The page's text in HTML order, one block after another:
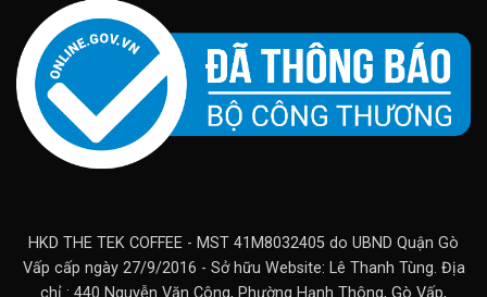
HKD THE TEK COFFEE - MST 41M8032405 do UBND Quận Gò
Vấp cấp ngày 27/9/2016 - Sở hữu Website: Lê Thanh Tùng. Địa
chỉ : 440 Nguyễn Văn Công, Phường Hạnh Thông, Gò Vấp,